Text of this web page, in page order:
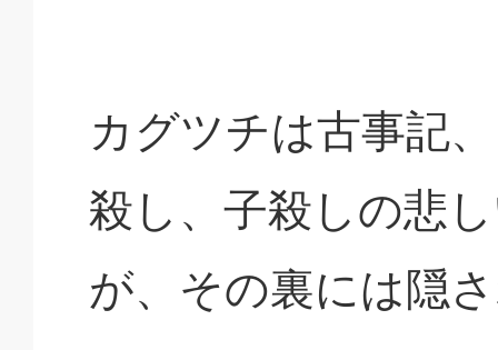
カグツチは古事記
殺し、子殺しの悲
が、その裏には隠